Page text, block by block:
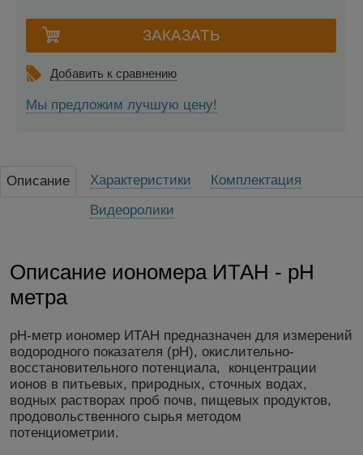
Добавить к сравнению
Мы предложим лучшую цену!
Описание Характеристики
Комплектация
Видеоролики
Описание иономера ИТАН - рН
метра
рН-метр иономер ИТАН предназначен для измерений
водородного показателя (pH), окислительно-
восстановительного потенциала, концентрации
ионов в питьевых, природных, сточных водах,
водных растворах проб почв, пищевых продуктов,
продовольственного сырья методом
потенциометрии.